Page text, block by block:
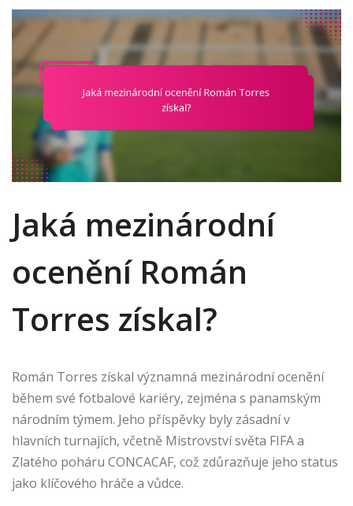
Jaká mezinárodní
ocenění Román
Torres získal?
Román Torres získal významná mezinárodní ocenění
během své fotbalové kariéry, zejména s panamským
národním týmem. Jeho příspěvky byly zásadní v
hlavních turnajích, včetně Mistrovství světa FIFA a
Zlatého poháru CONCACAF, což zdůrazňuje jeho status
jako klíčového hráče a vůdce.